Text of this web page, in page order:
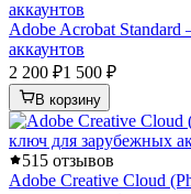
Adobe Acrobat
аккаунтов
2 200 ₽1 500 ₽
В корзину
515 отзывов
Adobe Creative Cloud